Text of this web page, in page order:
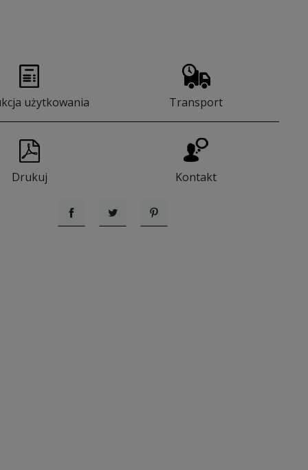
użytkowania Transport
Drukuj Kontakt
UdostępnijTweetujPinterest